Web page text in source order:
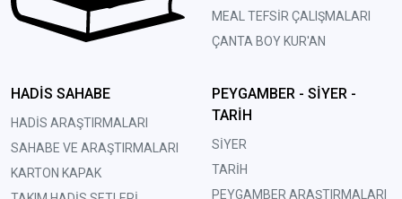
MEAL TEFSİR ÇALIŞMALARI
ÇANTA BOY KUR'AN
HADİS SAHABE
HADİS ARAŞTIRMALARI
SAHABE VE ARAŞTIRMALARI
KARTON KAPAK
PEYGAMBER - SİYER -
TARİH
SİYER
TARİH
PEYGAMBER ARAŞTIRMALARI